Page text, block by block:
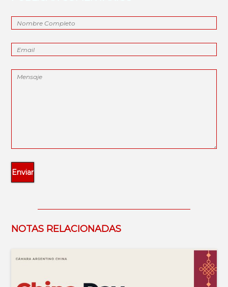
NOTAS RELACIONADAS